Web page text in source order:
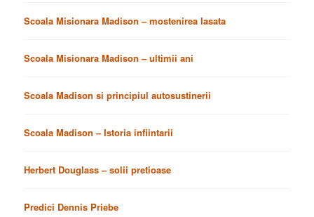
Scoala Misionara Madison – mostenirea lasata
Scoala Misionara Madison – ultimii ani
Scoala Madison si principiul autosustinerii
Scoala Madison – Istoria infiintarii
Herbert Douglass – solii pretioase
Predici Dennis Priebe